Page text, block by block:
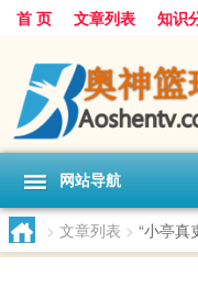
首 页 文章列表 知识
网站导航
> 文章列表 > “小亭真